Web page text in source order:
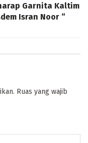
Garnita Kaltim
Isran Noor “
Ruas yang wajib